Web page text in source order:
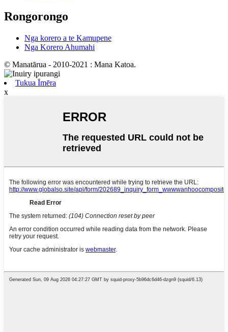
Rongorongo
Nga korero a te Kamupene
Nga Korero Ahumahi
© Manatārua - 2010-2021 : Mana Katoa.
Tukua Īmēra
x